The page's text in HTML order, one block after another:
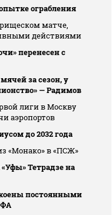
ограбления
матче,
действиями
перенесен с
за сезон, у
— Радимов
лиги в Москву
аэропортов
до 2032 года
«Монако» в «ПСЖ»
Тетрадзе на
постоянными